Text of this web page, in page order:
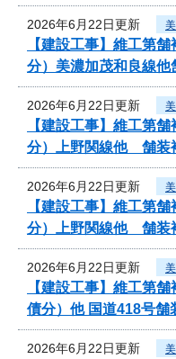
2026年6月22日更新
【建設工事】維工第
分）美濃加茂和良線他
2026年6月22日更新
【建設工事】維工第
分）上野関線他 舗装
2026年6月22日更新
【建設工事】維工第
分）上野関線他 舗装
2026年6月22日更新
【建設工事】維工第
債分）他 国道418号舗
2026年6月22日更新